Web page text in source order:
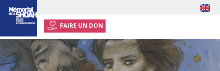
FAIRE UN DON
ACCUEIL
EXPOSITION